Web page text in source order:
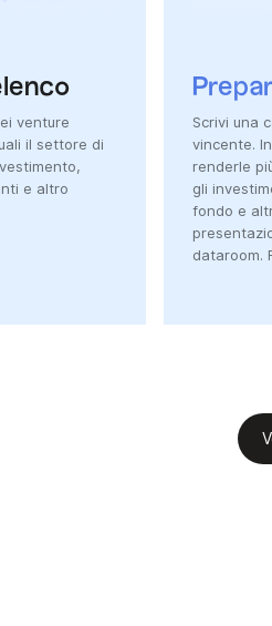
venture
il settore di
e altro
Scrivi una
vincente.
renderle
gli
fondo e
dataroom.